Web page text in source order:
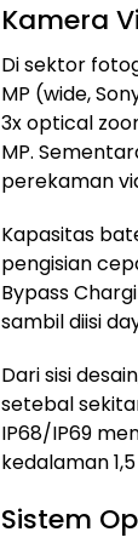
Kamera
Di sektor
MP (wide,
3x optical
MP.
perekaman
Kapasitas
pengisian
Bypass
sambil diisi
Dari sisi
setebal
IP68/IP69
kedalaman
Sistem